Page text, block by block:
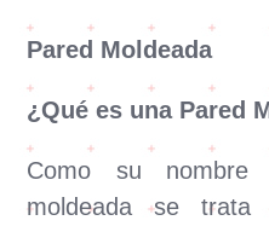
Pared Moldeada
¿Qué es una Pared
Como su
moldeada se